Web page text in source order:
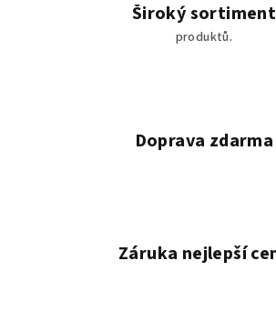
Široký sortiment
produktů.
Doprava zdarma
Záruka nejlepší